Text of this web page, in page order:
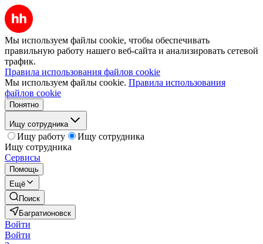
Мы используем файлы cookie, чтобы обеспечивать
правильную работу нашего веб-сайта и анализировать сетевой
трафик.
Правила использования файлов cookie
Мы используем файлы cookie. Правила использования
файлов cookie
Понятно
Ищу сотрудника
Ищу работу
Ищу сотрудника
Ищу сотрудника
Сервисы
Помощь
Ещё
Поиск
Багратионовск
Войти
Войти